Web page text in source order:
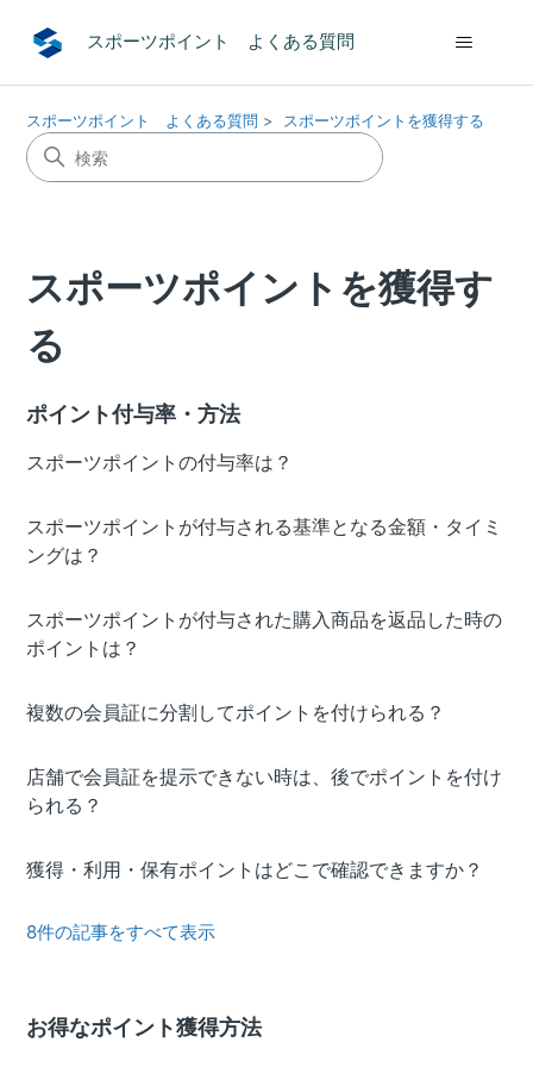
スポーツポイント よくある質問
スポーツポイント よくある質問 スポーツポイントを獲得する
スポーツポイントを獲得す
る
ポイント付与率・方法
スポーツポイントの付与率は？
スポーツポイントが付与される基準となる金額・タイミ
ングは？
スポーツポイントが付与された購入商品を返品した時の
ポイントは？
複数の会員証に分割してポイントを付けられる？
店舗で会員証を提示できない時は、後でポイントを付け
られる？
獲得・利用・保有ポイントはどこで確認できますか？
8件の記事をすべて表示
お得なポイント獲得方法